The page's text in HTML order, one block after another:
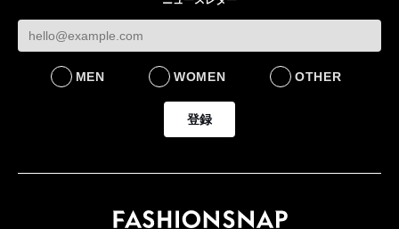
MEN WOMEN OTHER
登録